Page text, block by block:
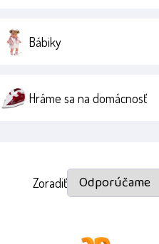
Bábiky
Hráme sa na domácnosť
Zoradiť